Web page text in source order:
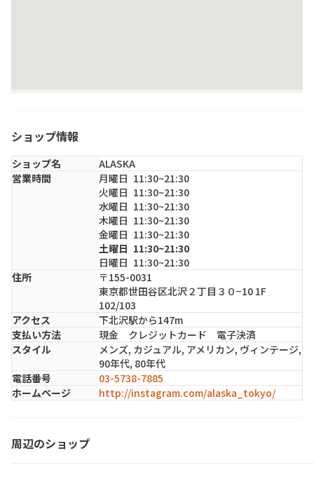
ショップ情報
ショップ名
ALASKA
営業時間
月曜日 11:30~21:30
火曜日 11:30~21:30
水曜日 11:30~21:30
木曜日 11:30~21:30
金曜日 11:30~21:30
土曜日 11:30~21:30
日曜日 11:30~21:30
住所
〒155-0031
東京都世田谷区北沢２丁目３０−10 1F
102/103
アクセス
下北沢駅から147m
支払い方法
現金 クレジットカード 電子決済
スタイル
メンズ, カジュアル, アメリカン, ヴィンテージ,
90年代, 80年代
電話番号
03-5738-7885
ホームページ
http://instagram.com/alaska_tokyo/
周辺のショップ
東京都・世田谷区